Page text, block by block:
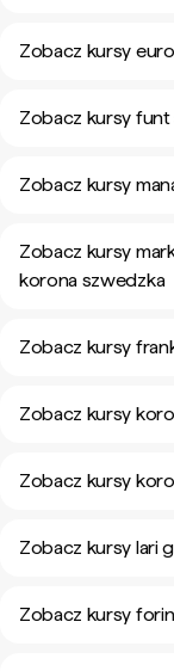
Zobacz kursy
Zobacz kursy
Zobacz kursy
Zobacz kursy
korona szwedzka
Zobacz kursy
Zobacz kursy
Zobacz kursy
Zobacz kursy lari
Zobacz kursy